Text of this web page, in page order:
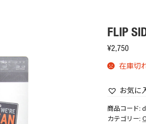
FLIP
¥2,750
在庫切
お気に
商品コード:
カテゴリー: